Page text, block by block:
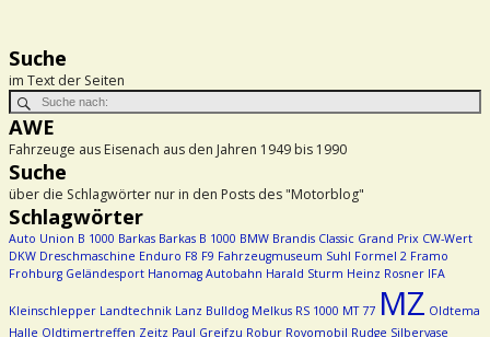
Suche
im Text der Seiten
AWE
Fahrzeuge aus Eisenach aus den Jahren 1949 bis 1990
Suche
über die Schlagwörter nur in den Posts des "Motorblog"
Schlagwörter
Auto Union B 1000 Barkas Barkas B 1000 BMW Brandis Classic Grand Prix CW-Wert
DKW Dreschmaschine Enduro F8 F9 Fahrzeugmuseum Suhl Formel 2 Framo
Frohburg Geländesport Hanomag Autobahn Harald Sturm Heinz Rosner IFA
Kleinschlepper Landtechnik Lanz Bulldog Melkus RS 1000 MT 77 MZ Oldtema
Halle Oldtimertreffen Zeitz Paul Greifzu Robur Rovomobil Rudge Silbervase